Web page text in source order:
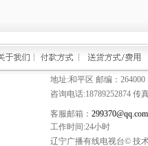
地址:和平区 邮编：264000
咨询电话:18789252874 传
客服邮箱： 299370@qq.com
工作时间:24小时
辽宁广播有线电视台© 技